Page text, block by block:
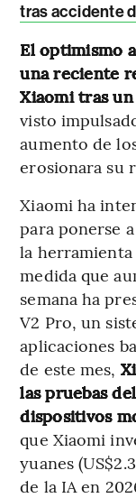
tras accidente
El optimismo
una reciente
Xiaomi tras
visto
aumento de
erosionara su
Xiaomi ha
para ponerse
la herramienta
medida que
semana ha
V2 Pro, un
aplicaciones
de este mes,
las pruebas
dispositivos
que Xiaomi
yuanes
de la IA en